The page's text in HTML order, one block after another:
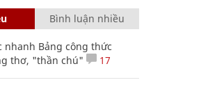
Bình luận nhiều
nhanh Bảng công thức
thơ, "thần chú"
17